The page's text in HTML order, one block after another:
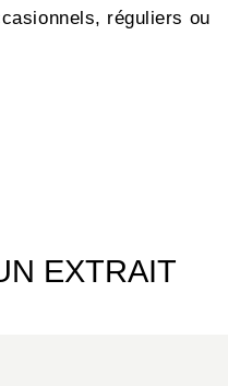
réguliers ou
améliorer sa
efficace. Les
vous délivrent
EXTRAIT